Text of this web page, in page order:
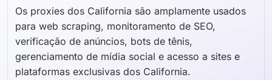
os Proxies dos California?
Os proxies dos California são amplamente usados ​​
para web scraping, monitoramento de SEO,
verificação de anúncios, bots de tênis,
gerenciamento de mídia social e acesso a sites e